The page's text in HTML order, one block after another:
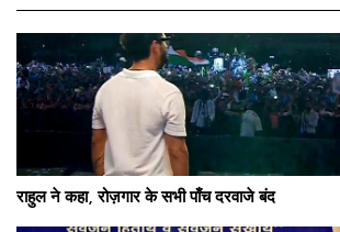
राहुल ने कहा, रोज़गार के सभी पाँच दरवाजे बंद